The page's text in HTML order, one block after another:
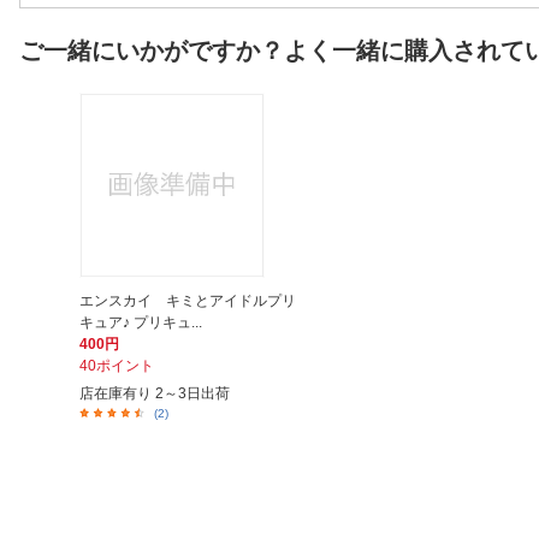
ご一緒にいかがですか？よく一緒に購入されて
エンスカイ キミとアイドルプリ
キュア♪ プリキュ...
400円
40ポイント
店在庫有り 2～3日出荷
(2)